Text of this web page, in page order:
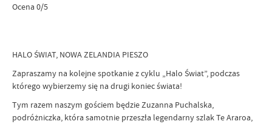
Ocena 0/5
HALO ŚWIAT, NOWA ZELANDIA PIESZO
Zapraszamy na kolejne spotkanie z cyklu „Halo Świat”, podczas
którego wybierzemy się na drugi koniec świata!
Tym razem naszym gościem będzie Zuzanna Puchalska,
podróżniczka, która samotnie przeszła legendarny szlak Te Araroa,